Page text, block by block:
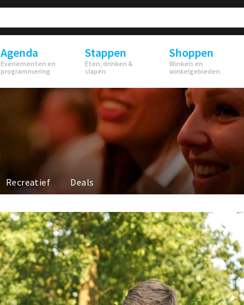
Agenda
Evenementen en
programmering
Stappen
Eten, drinken &
slapen
Shoppen
Winkels en
winkelgebieden
Recreatief Deals